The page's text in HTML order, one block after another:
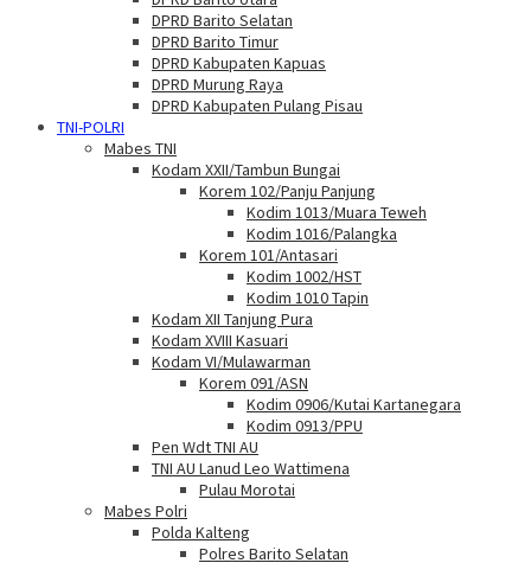
DPRD Barito Selatan
DPRD Barito Timur
DPRD Kabupaten Kapuas
DPRD Murung Raya
DPRD Kabupaten Pulang Pisau
TNI-POLRI
Mabes TNI
Kodam XXII/Tambun Bungai
Korem 102/Panju Panjung
Kodim 1013/Muara Teweh
Kodim 1016/Palangka
Korem 101/Antasari
Kodim 1002/HST
Kodim 1010 Tapin
Kodam XII Tanjung Pura
Kodam XVIII Kasuari
Kodam VI/Mulawarman
Korem 091/ASN
Kodim 0906/Kutai Kartanegara
Kodim 0913/PPU
Pen Wdt TNI AU
TNI AU Lanud Leo Wattimena
Pulau Morotai
Mabes Polri
Polda Kalteng
Polres Barito Selatan